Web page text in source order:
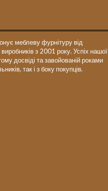
меблеву фурнітуру від
з 2001 року. Успіх нашої
досвіді та завойованій роками
так і з боку покупців.